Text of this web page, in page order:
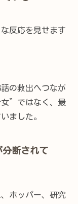
反応を見せます
の救出へつなが
女”ではなく、最
ました。
分断されて
ホッパー、研究